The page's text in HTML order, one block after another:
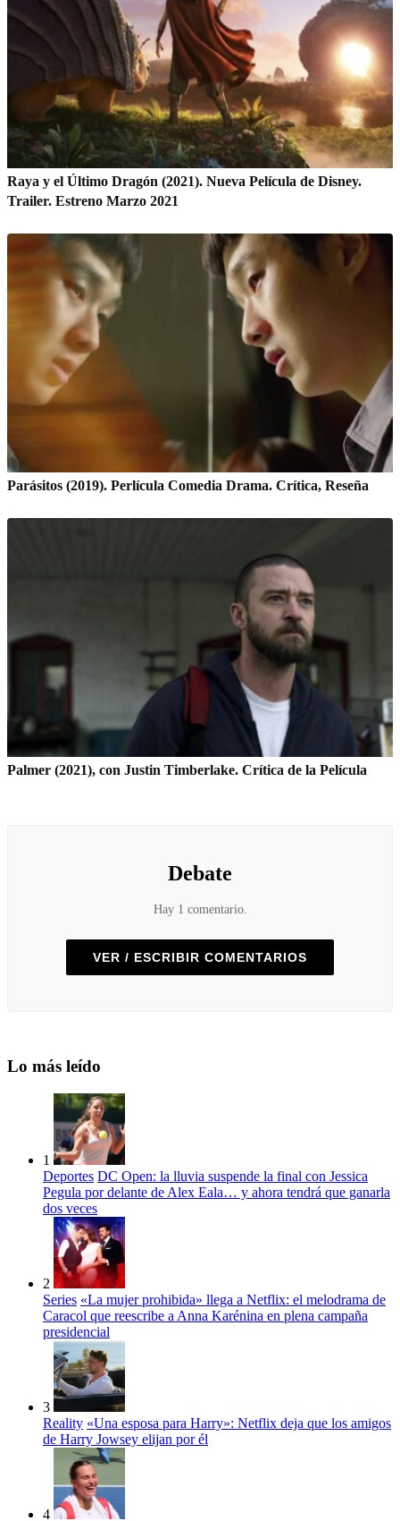
Raya y el Último Dragón (2021). Nueva Película de Disney.
Trailer. Estreno Marzo 2021
Parásitos (2019). Perlícula Comedia Drama. Crítica, Reseña
Palmer (2021), con Justin Timberlake. Crítica de la Película
Debate
Hay 1 comentario.
VER / ESCRIBIR COMENTARIOS
Lo más leído
1
Deportes DC Open: la lluvia suspende la final con Jessica
Pegula por delante de Alex Eala… y ahora tendrá que ganarla
dos veces
2
Series «La mujer prohibida» llega a Netflix: el melodrama de
Caracol que reescribe a Anna Karénina en plena campaña
presidencial
3
Reality «Una esposa para Harry»: Netflix deja que los amigos
de Harry Jowsey elijan por él
4